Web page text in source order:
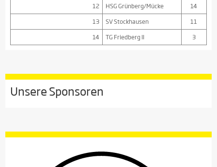
12
HSG Grünberg/Mücke
14
13
SV Stockhausen
11
14
TG Friedberg II 3
Unsere Sponsoren